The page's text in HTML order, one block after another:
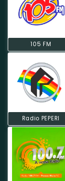
105 FM
Radio PEPERI